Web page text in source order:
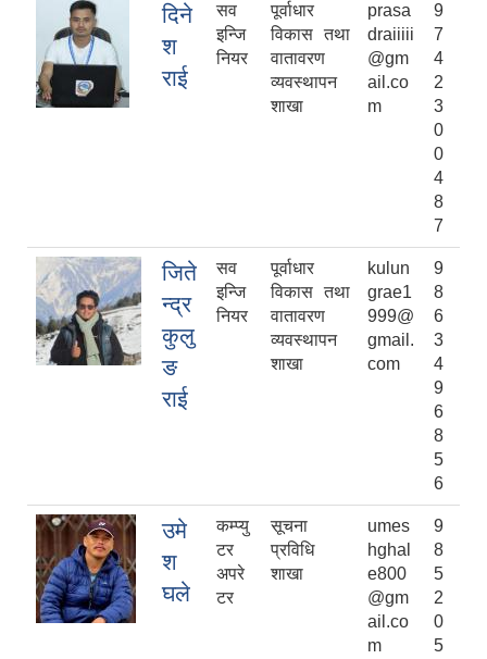
दिने
श
राई
सव
इन्जि
नियर
पूर्वाधार
विकास तथा
वातावरण
व्यवस्थापन
शाखा
prasa
draiiiii
@gm
ail.co
m
9
7
4
2
3
0
0
4
8
7
जिते
न्द्र
कुलु
ङ
राई
सव
इन्जि
नियर
पूर्वाधार
विकास तथा
वातावरण
व्यवस्थापन
शाखा
kulun
grae1
999@
gmail.
com
9
8
6
3
4
9
6
8
5
6
उमे
श
घले
कम्प्यु
टर
अपरे
टर
सूचना
प्रविधि
शाखा
umes
hghal
e800
@gm
ail.co
m
9
8
5
2
0
5